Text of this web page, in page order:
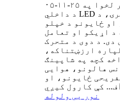
په ۲۵-۱۱-۰۵
د داخلي LED نندارې د سوداګرۍ، د
او ځایونو د خپلو
د اړیکو او تعامل
دی. د دوی د متحرک
ارزښتناکه،
کچه په شاپینګ
هالونو، هوایی
ځایونو، او
نور یی ولوله